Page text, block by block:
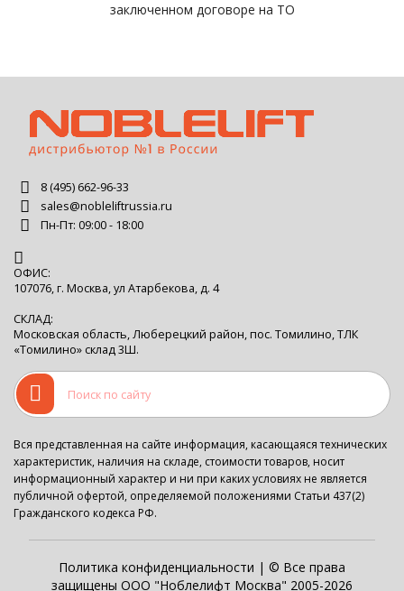
заключенном договоре на ТО
8 (495) 662-96-33
sales@nobleliftrussia.ru
Пн-Пт: 09:00 - 18:00
ОФИС:
107076, г. Москва, ул Атарбекова, д. 4
СКЛАД:
Московская область, Люберецкий район, пос. Томилино, ТЛК
«Томилино» склад 3Ш.
Вся представленная на сайте информация, касающаяся технических
характеристик, наличия на складе, стоимости товаров, носит
информационный характер и ни при каких условиях не является
публичной офертой, определяемой положениями Статьи 437(2)
Гражданского кодекса РФ.
Политика конфиденциальности | © Все права
защищены ООО "Ноблелифт Москва" 2005-2026